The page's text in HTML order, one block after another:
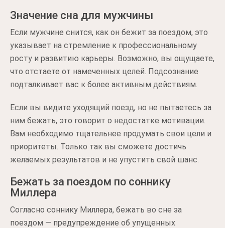
Значение сна для мужчины
Если мужчине снится, как он бежит за поездом, это
указывает на стремление к профессиональному
росту и развитию карьеры. Возможно, вы ощущаете,
что отстаете от намеченных целей. Подсознание
подталкивает вас к более активным действиям.
Если вы видите уходящий поезд, но не пытаетесь за
ним бежать, это говорит о недостатке мотивации.
Вам необходимо тщательнее продумать свои цели и
приоритеты. Только так вы сможете достичь
желаемых результатов и не упустить свой шанс.
Бежать за поездом по соннику
Миллера
Согласно соннику Миллера, бежать во сне за
поездом — предупреждение об упущенных